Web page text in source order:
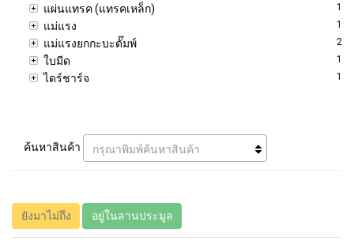
แผ่นแทรค (แทรคเหล็ก) 1
แม่แรง 1
แม่แรงยกกะบะดั๊มพ์ 2
ใบมีด 1
ไดร์ชาร์จ 1
ค้นหาสินค้า กรุณาพิมพ์ค้นหาสินค้า
ยังมาไม่ถึง อยู่ในลานประมูล